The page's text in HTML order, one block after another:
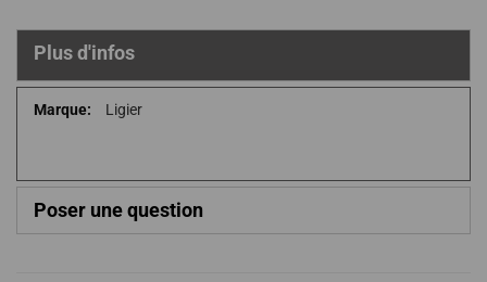
Plus d'infos
Plus
Ligier
Poser une question